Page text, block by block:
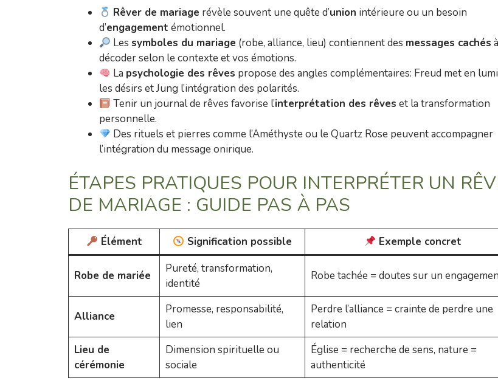
Rêver de mariage révèle souvent une quête d’union intérieure ou un besoin
d’engagement émotionnel.
Lessymboles du mariage (robe, alliance, lieu) contiennent des messages cachés à
décoder selon le contexte et vos émotions.
La psychologie des rêves propose des angles complémentaires: Freud met en
les désirs et Jung l’intégration des polarités.
Tenir un journal de rêves favorise l’interprétation des rêves et la transformation
personnelle.
Des rituels et pierres comme l’Améthyste ou le Quartz Rose peuvent accompagner
l’intégration du message onirique.
ÉTAPES PRATIQUES POUR INTERPRÉTER UN
DE MARIAGE : GUIDE PAS À PAS
Élément Signification possible Exemple concret
Robe de mariée
Pureté, transformation,
identité
Robe tachée = doutes sur un
Alliance
Promesse, responsabilité,
lien
Perdre l’alliance = crainte de perdre une
relation
Lieu de
cérémonie
Dimension spirituelle ou
sociale
Église = recherche de sens, nature =
authenticité